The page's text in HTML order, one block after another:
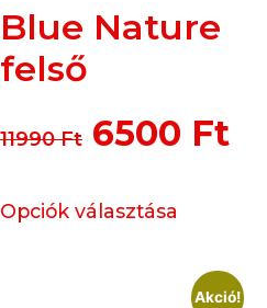
Blue Nature
felső
11990Ft 6500 Ft
Opciók választása
Akció!